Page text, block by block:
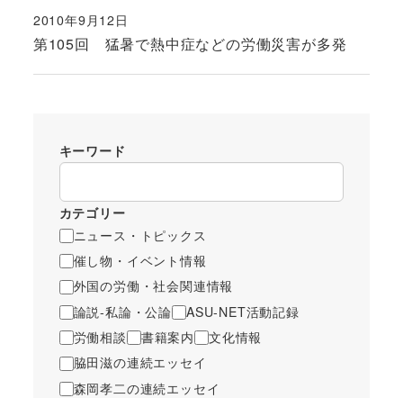
第105回 猛暑で熱中症などの労働災害が多発
投稿日
2010年9月12日
キーワード
カテゴリー
ニュース・トピックス
催し物・イベント情報
外国の労働・社会関連情報
論説-私論・公論
ASU-NET活動記録
労働相談
書籍案内
文化情報
脇田滋の連続エッセイ
森岡孝二の連続エッセイ